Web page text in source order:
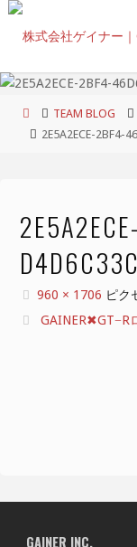
コ
ン
ホ
ー
TEAM BLOG
2E5A2ECE-2BF4-
フ
ル
960 × 1706 ピク
GAINER✖︎GT−R
GAINER INC.